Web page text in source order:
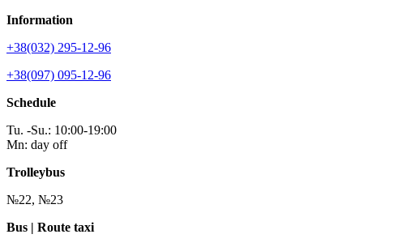
Information
+38(032) 295-12-96
+38(097) 095-12-96
Schedule
Tu. -Su.: 10:00-19:00
Mn: day off
Trolleybus
№22, №23
Bus | Route taxi